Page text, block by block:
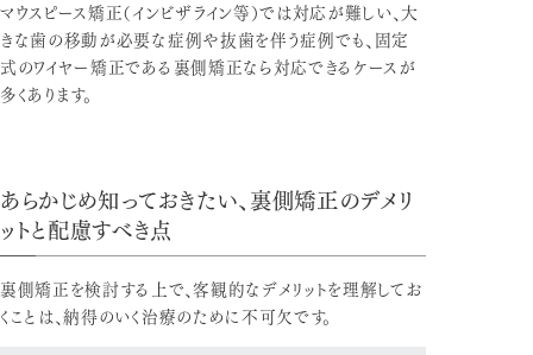
マウスピース矯正（インビザライン等）では対応が難しい、大
きな歯の移動が必要な症例や抜歯を伴う症例でも、固定
式のワイヤー矯正である裏側矯正なら対応できるケースが
多くあります。
あらかじめ知っておきたい、裏側矯正のデメリ
ットと配慮すべき点
裏側矯正を検討する上で、客観的なデメリットを理解してお
くことは、納得のいく治療のために不可欠です。